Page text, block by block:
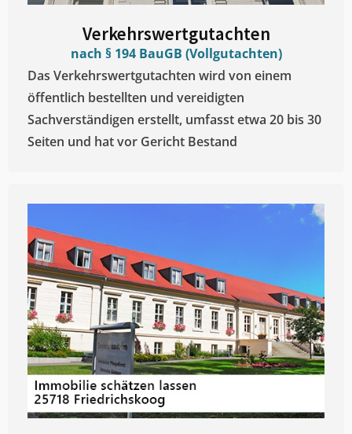
Verkehrswertgutachten
nach § 194 BauGB (Vollgutachten)
Das Verkehrswertgutachten wird von einem
öffentlich bestellten und vereidigten
Sachverständigen erstellt, umfasst etwa 20 bis 30
Seiten und hat vor Gericht Bestand